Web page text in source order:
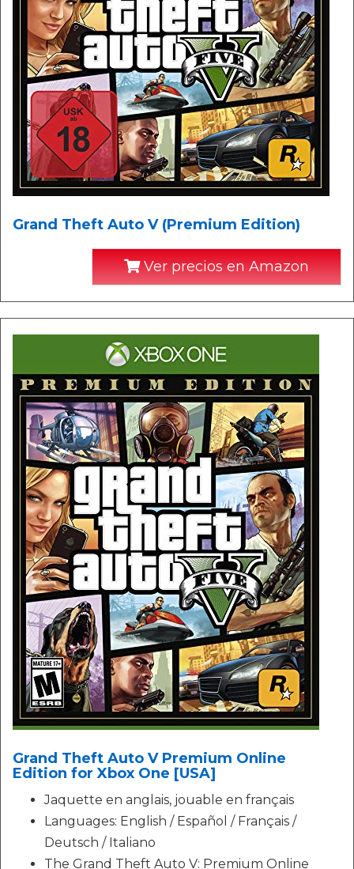
Grand Theft Auto V (Premium Edition)
Ver precios en Amazon
Grand Theft Auto V Premium Online
Edition for Xbox One [USA]
Jaquette en anglais, jouable en français
Languages: English / Español / Français /
Deutsch / Italiano
The Grand Theft Auto V: Premium Online